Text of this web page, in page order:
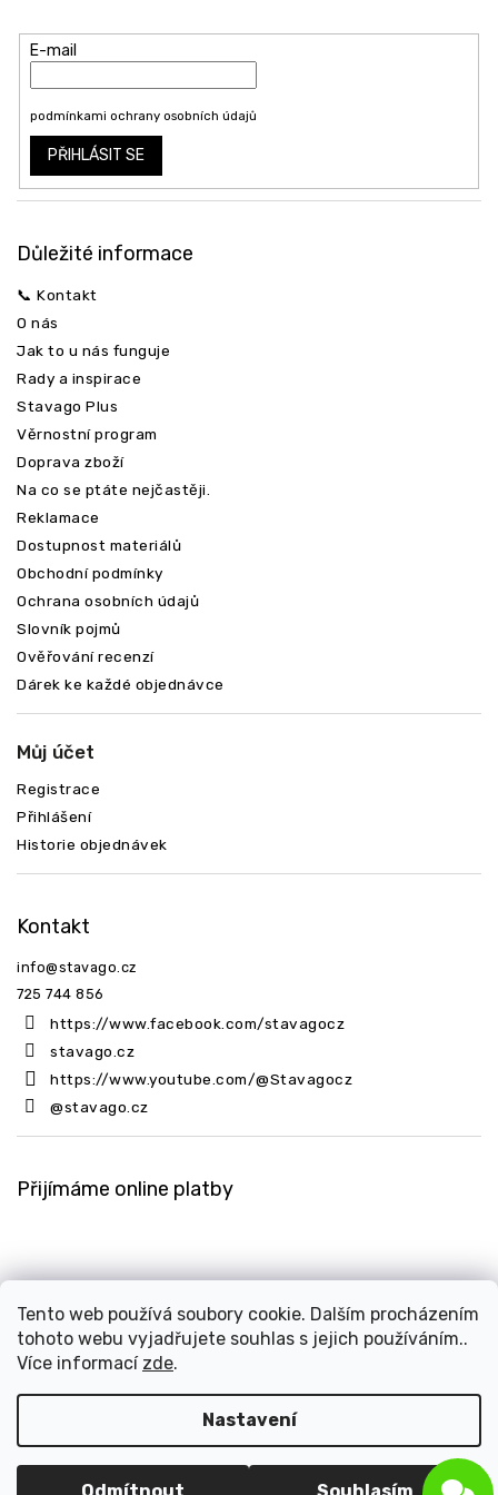
Tento web používá soubory cookie. Dalším procházením
tohoto webu vyjadřujete souhlas s jejich používáním..
Více informací zde.
Nastavení
E-mail
podmínkami ochrany osobních údajů
PŘIHLÁSIT SE
Důležité informace
📞 Kontakt
O nás
Jak to u nás funguje
Rady a inspirace
Stavago Plus
Věrnostní program
Doprava zboží
Na co se ptáte nejčastěji.
Reklamace
Dostupnost materiálů
Obchodní podmínky
Ochrana osobních údajů
Slovník pojmů
Ověřování recenzí
Dárek ke každé objednávce
Můj účet
Registrace
Přihlášení
Historie objednávek
Kontakt
info@stavago.cz
725 744 856
https://www.facebook.com/stavagocz
stavago.cz
https://www.youtube.com/@Stavagocz
@stavago.cz
Přijímáme online platby
Copyright 2026 Stavago.cz . Všechna práva vyhrazena.
| Platforma